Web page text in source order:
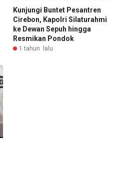
Kunjungi Buntet Pesantren
Cirebon, Kapolri Silaturahmi
ke Dewan Sepuh hingga
Resmikan Pondok
1 tahun lalu